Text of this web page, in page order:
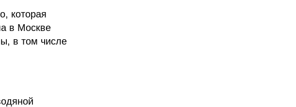
которая
в Москве
в том числе